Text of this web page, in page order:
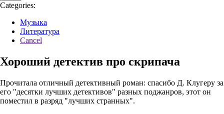
Categories:
Музыка
Литература
Cancel
Хороший детектив про скрипача
Прочитала отличный детективный роман: спасибо Д. Клугеру за
его "десятки лучших детективов" разных поджанров, этот он
поместил в разряд "лучших странных".